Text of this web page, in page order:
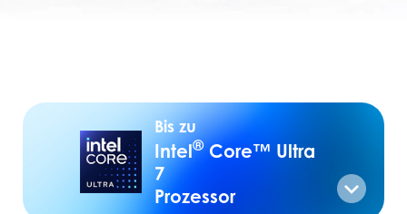
Bis zu
Intel®Core™ Ultra
7
Prozessor